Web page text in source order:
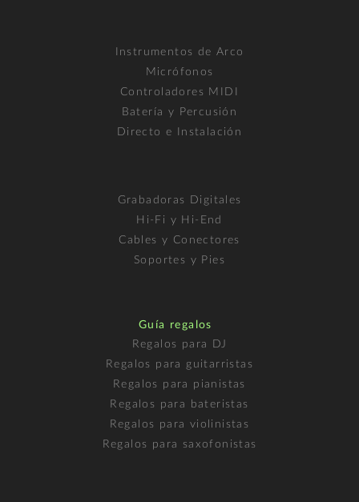
Instrumentos de Arco
Micrófonos
Controladores MIDI
Batería y Percusión
Directo e Instalación
Grabadoras Digitales
Hi-Fi y Hi-End
Cables y Conectores
Soportes y Pies
Guía regalos
Regalos para DJ
Regalos para guitarristas
Regalos para pianistas
Regalos para bateristas
Regalos para violinistas
Regalos para saxofonistas